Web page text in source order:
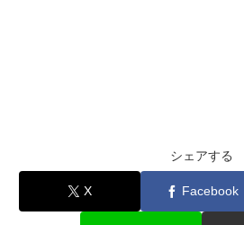
シェアする
X Facebook